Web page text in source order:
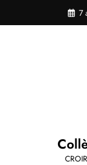
contenu
7